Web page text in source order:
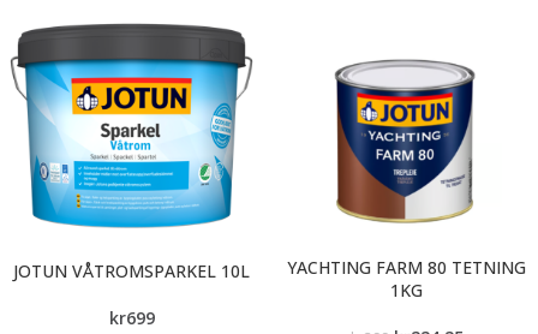
JOTUN VÅTROMSPARKEL 10L
kr699
YACHTING FARM 80 TETNING
1KG